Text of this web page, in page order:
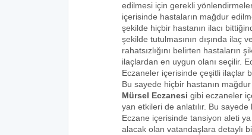
edilmesi için gerekli
içerisinde hastaların mağdur
şekilde hiçbir hastanın ilacı
şekilde tutulmasının dışında ilaç
rahatsızlığını belirten
ilaçlardan en uygun olanı seçilir.
Eczaneler içerisinde çeşitli ilaçlar
Bu sayede hiçbir hastanın
Mürsel Eczanesi gibi eczaneler
yan etkileri de anlatılır. Bu
Eczane içerisinde tansiyon aleti ya
alacak olan vatandaşlara detaylı